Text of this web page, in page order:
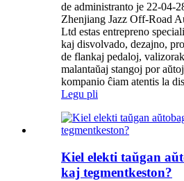
de administranto je 22-04-
Zhenjiang Jazz Off-Road
Ltd estas entrepreno
kaj disvolvado, dezajno,
de flankaj pedaloj,
malantaŭaj stangoj por
kompanio ĉiam atentis la
Legu pli
Kiel elekti taŭgan
kaj tegmentkeston?